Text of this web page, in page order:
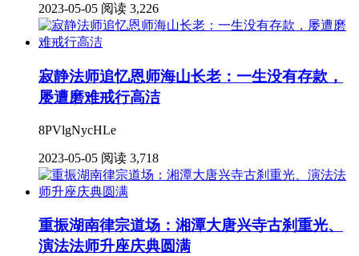
2023-05-05 阅读 3,226
寂静法师追忆恩师海山长老：一生没有存款，
屡遭磨难戒行高洁
8PVlgNycHLe
2023-05-05 阅读 3,718
重振湖南律宗道场：湘潭大唐兴寺古刹重光、
演法法师升座庆典圆满